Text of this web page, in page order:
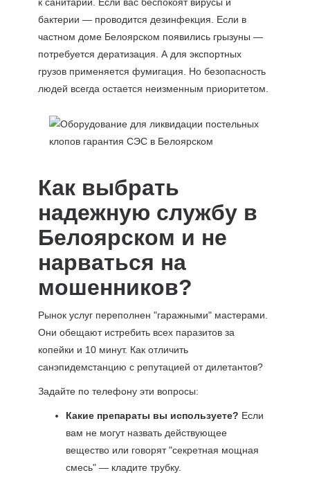
бактерии — проводится дезинфекция. Если в
частном доме Белоярском появились грызуны —
потребуется дератизация. А для экспортных
грузов применяется фумигация. Но безопасность
людей всегда остается неизменным приоритетом.
Как выбрать
надежную службу в
Белоярском и не
нарваться на
мошенников?
Рынок услуг переполнен "гаражными" мастерами.
Они обещают истребить всех паразитов за
копейки и 10 минут. Как отличить
санэпидемстанцию с репутацией от дилетантов?
Задайте по телефону эти вопросы:
Какие препараты вы используете? Если
вам не могут назвать действующее
вещество или говорят "секретная мощная
смесь" — кладите трубку.